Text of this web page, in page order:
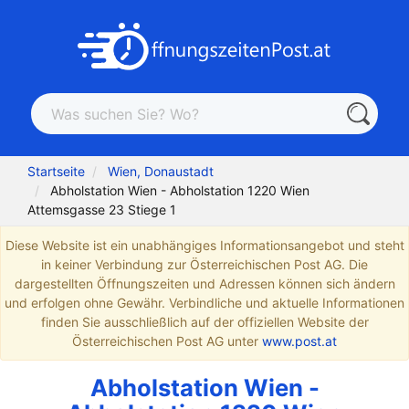
Startseite
Wien, Donaustadt
Abholstation Wien - Abholstation 1220 Wien
Attemsgasse 23 Stiege 1
Diese Website ist ein unabhängiges Informationsangebot und steht
in keiner Verbindung zur Österreichischen Post AG. Die
dargestellten Öffnungszeiten und Adressen können sich ändern
und erfolgen ohne Gewähr. Verbindliche und aktuelle Informationen
finden Sie ausschließlich auf der offiziellen Website der
Österreichischen Post AG unter www.post.at
Abholstation Wien -